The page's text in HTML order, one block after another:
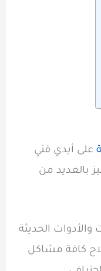
على أيدي فني
بالعديد من
الحديثة
كافة مشاكل